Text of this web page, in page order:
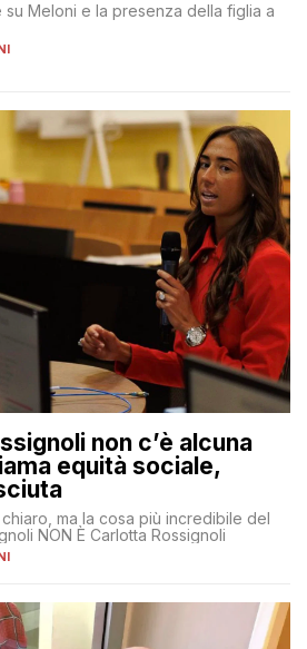
Meloni e la presenza della figlia a
non c’è alcuna
equità sociale,
ma la cosa più incredibile del
NON È Carlotta Rossignoli